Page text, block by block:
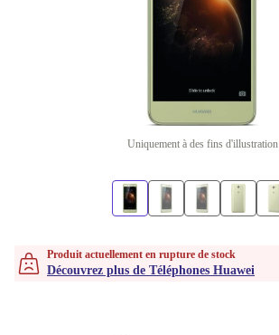
Uniquement à des fins d'illustration
Produit actuellement en rupture de stock
Découvrez plus de Téléphones Huawei